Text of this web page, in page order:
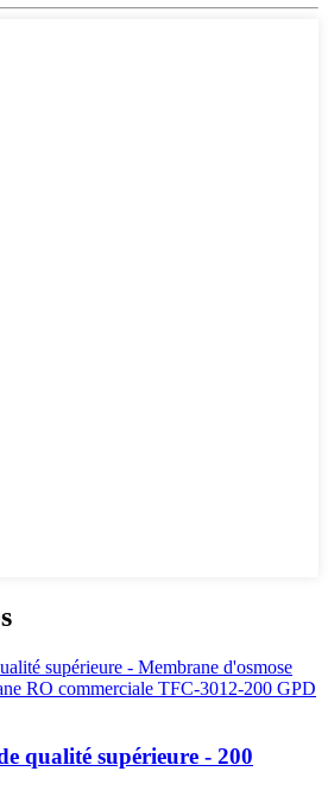
qualité supérieure - 200